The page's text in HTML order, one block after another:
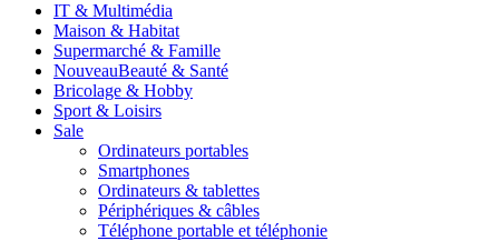
IT & Multimédia
Maison & Habitat
Supermarché & Famille
NouveauBeauté & Santé
Bricolage & Hobby
Sport & Loisirs
Sale
Ordinateurs portables
Smartphones
Ordinateurs & tablettes
Périphériques & câbles
Téléphone portable et téléphonie